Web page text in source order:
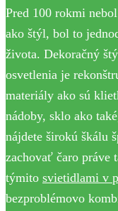
Pred 100 rokmi
ako štýl, bol to
života. Dekoračný
osvetlenia je
materiály ako sú
nádoby, sklo ako
nájdete širokú škálu
zachovať čaro práve
týmito svietidlami v
bezproblémovo